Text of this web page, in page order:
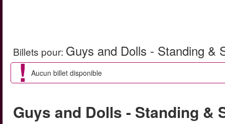
Billets pour: Guys and Dolls - Standing &
Aucun billet disponible
Guys and Dolls - Standing &